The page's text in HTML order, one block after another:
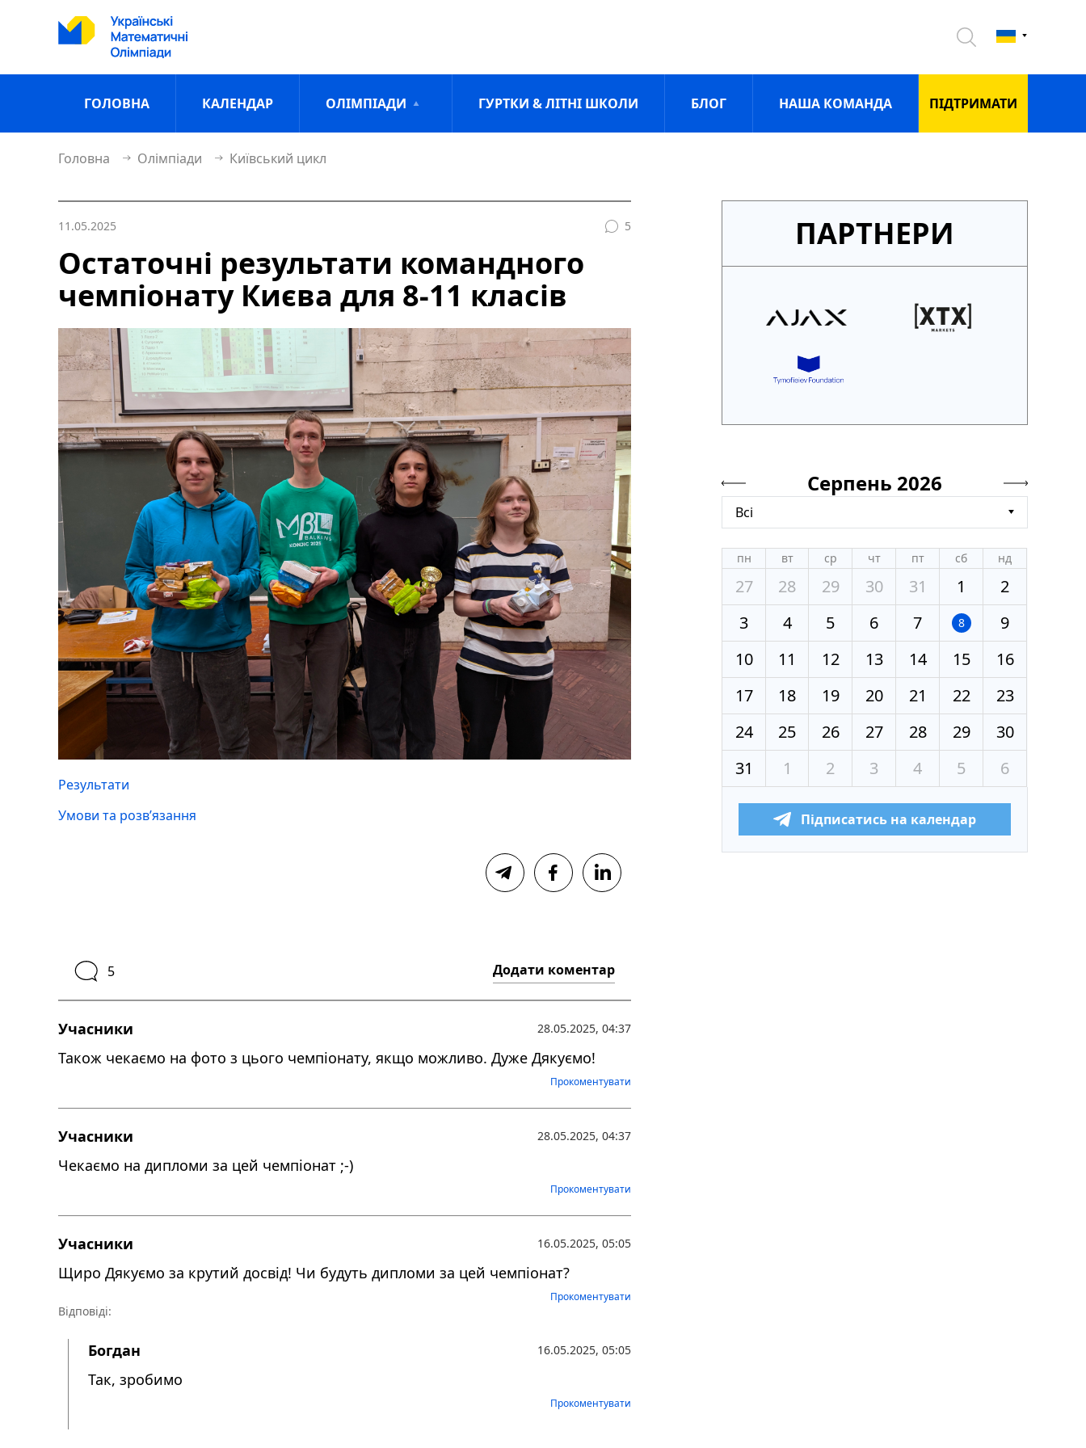
ГОЛОВНА КАЛЕНДАР ОЛІМПІАДИ ГУРТКИ & ЛІТНІ ШКОЛИ БЛОГ НАША КОМАНДА ПIДТРИМАТИ
Головна Олімпіади Київський цикл
11.05.2025 5
Остаточні результати командного
чемпіонату Києва для 8-11 класів
Результати
Умови та розвʼязання
5 Додати коментар
Учасники 28.05.2025, 04:37
Також чекаємо на фото з цього чемпіонату, якщо можливо. Дуже Дякуємо!
Прокоментувати
Учасники 28.05.2025, 04:37
Чекаємо на дипломи за цей чемпіонат ;-)
Прокоментувати
Учасники 16.05.2025, 05:05
Щиро Дякуємо за крутий досвід! Чи будуть дипломи за цей чемпіонат?
Прокоментувати
Відповіді:
Богдан 16.05.2025, 05:05
Так, зробимо
Прокоментувати
ПАРТНЕРИ
Всі
Серпень 2026
пн вт ср чт пт сб нд
27 28 29 30 31 1
2
3
4 5 6 7 8
9
10
11 12 13 14 15
16
17
18 19 20 21 22
23
24
25 26 27 28 29
30
31
1 2 3 4 5 6
Підписатись на календар